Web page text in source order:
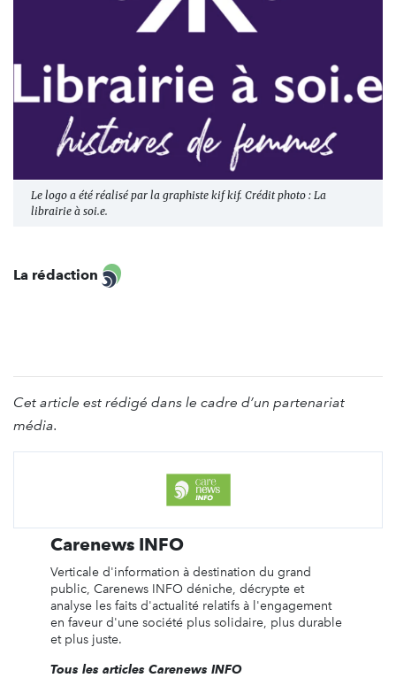
Le logo a été réalisé par la graphiste kif kif. Crédit photo : La
librairie à soi.e.
La rédaction
Cet article est rédigé dans le cadre d’un partenariat
média.
Carenews INFO
Verticale d'information à destination du grand
public, Carenews INFO déniche, décrypte et
analyse les faits d'actualité relatifs à l'engagement
en faveur d'une société plus solidaire, plus durable
et plus juste.
Tous les articles Carenews INFO